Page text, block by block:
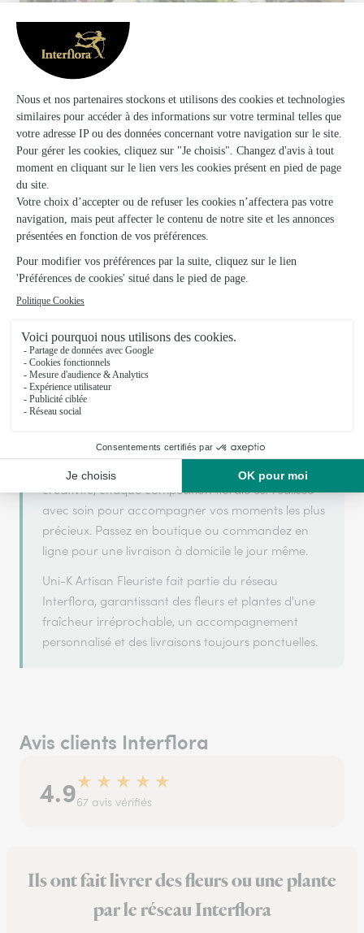
Votre fleuriste artisan à Sarreguemines
Uni-K Artisan Fleuriste s'appuie sur son partenariat
avec Interflora, réseau de transmission florale de
référence, pour vous garantir un service de qualité.
Uni-K Artisan Fleuriste est un fleuriste artisan situé
à Sarreguemines. Avec un souci de fraîcheur et de
créativité, chaque composition florale est réalisée
avec soin pour accompagner vos moments les plus
précieux. Passez en boutique ou commandez en
ligne pour une livraison à domicile le jour même.
Uni-K Artisan Fleuriste fait partie du réseau
Interflora, garantissant des fleurs et plantes d'une
fraîcheur irréprochable, un accompagnement
personnalisé et des livraisons toujours ponctuelles.
Avis clients Interflora
4.9★ ★ ★ ★ ★
67 avis vérifiés
Ils ont fait livrer des fleurs ou une plante
par le réseau Interflora